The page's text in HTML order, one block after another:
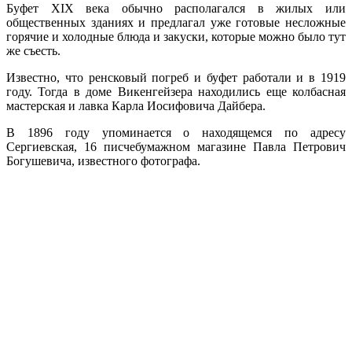
Буфет XIX века обычно располагался в жилых или
общественных зданиях и предлагал уже готовые несложные
горячие и холодные блюда и закуски, которые можно было тут
же съесть.
Известно, что ренсковый погреб и буфет работали и в 1919
году. Тогда в доме Викенгейзера находились еще колбасная
мастерская и лавка Карла Иосифовича Дайбера.
В 1896 году упоминается о находящемся по адресу
Сергиевская, 16 писчебумажном магазине Павла Петрович
Богушевича, известного фотографа.